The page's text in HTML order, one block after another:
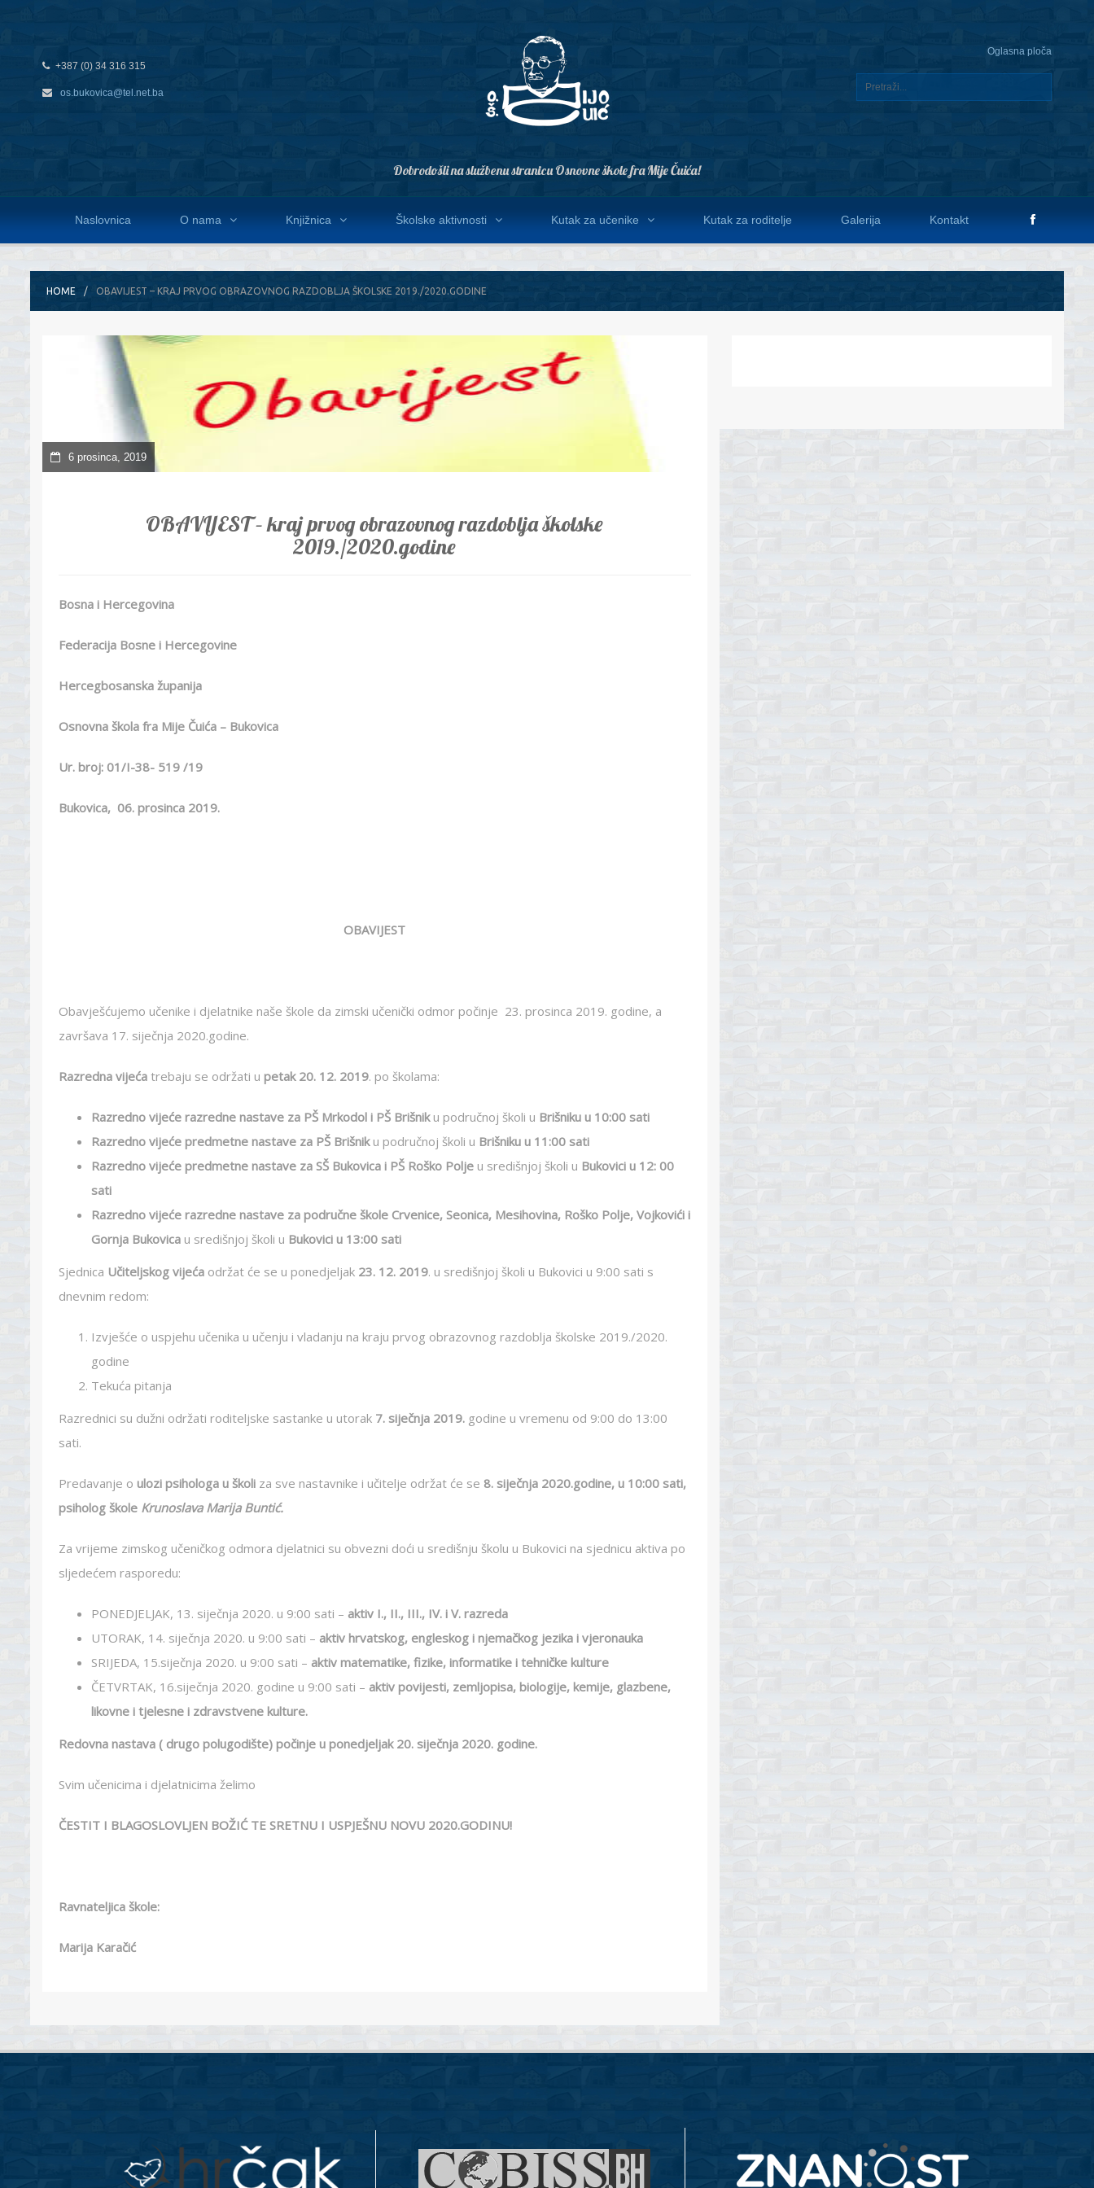
+387 (0) 34 316 315
os.bukovica@tel.net.ba
Oglasna ploča
Dobrodošli na službenu stranicu Osnovne škole fra Mije Čuića!
Naslovnica O nama Knjižnica Školske aktivnosti Kutak za učenike Kutak za roditelje Galerija Kontakt
HOME OBAVIJEST – KRAJ PRVOG OBRAZOVNOG RAZDOBLJA ŠKOLSKE 2019./2020.GODINE
6 prosinca, 2019
OBAVIJEST – kraj prvog obrazovnog razdoblja školske
2019./2020.godine
Bosna i Hercegovina
Federacija Bosne i Hercegovine
Hercegbosanska županija
Osnovna škola fra Mije Čuića – Bukovica
Ur. broj: 01/I-38- 519 /19
Bukovica, 06. prosinca 2019.
OBAVIJEST
Obavješćujemo učenike i djelatnike naše škole da zimski učenički odmor počinje 23. prosinca 2019. godine, a
završava 17. siječnja 2020.godine.
Razredna vijeća trebaju se održati u petak 20. 12. 2019. po školama:
Razredno vijeće razredne nastave za PŠ Mrkodol i PŠ Brišniku područnoj školi u Brišniku u 10:00 sati
Razredno vijeće predmetne nastave za PŠ Brišniku područnoj školi u Brišniku u 11:00 sati
Razredno vijeće predmetne nastave za SŠ Bukovica i PŠ Roško Polje u središnjoj školi u Bukovici u 12: 00
sati
Razredno vijeće razredne nastave za područne škole Crvenice, Seonica, Mesihovina, Roško Polje, Vojkovići i
Gornja Bukovica u središnjoj školi u Bukovici u 13:00 sati
Sjednica Učiteljskog vijeća održat će se u ponedjeljak 23. 12. 2019. u središnjoj školi u Bukovici u 9:00 sati s
dnevnim redom:
Izvješće o uspjehu učenika u učenju i vladanju na kraju prvog obrazovnog razdoblja školske 2019./2020.
godine
Tekuća pitanja
Razrednici su dužni održati roditeljske sastanke u utorak 7. siječnja 2019. godine u vremenu od 9:00 do 13:00
sati.
Predavanje o ulozi psihologa u školi za sve nastavnike i učitelje održat će se 8. siječnja 2020.godine, u 10:00 sati,
psiholog škole Krunoslava Marija Buntić.
Za vrijeme zimskog učeničkog odmora djelatnici su obvezni doći u središnju školu u Bukovici na sjednicu aktiva po
sljedećem rasporedu:
PONEDJELJAK, 13. siječnja 2020. u 9:00 sati – aktiv I., II., III., IV. i V. razreda
UTORAK, 14. siječnja 2020. u 9:00 sati – aktiv hrvatskog, engleskog i njemačkog jezika i vjeronauka
SRIJEDA, 15.siječnja 2020. u 9:00 sati – aktiv matematike, fizike, informatike i tehničke kulture
ČETVRTAK, 16.siječnja 2020. godine u 9:00 sati – aktiv povijesti, zemljopisa, biologije, kemije, glazbene,
likovne i tjelesne i zdravstvene kulture.
Redovna nastava ( drugo polugodište) počinje u ponedjeljak 20. siječnja 2020. godine.
Svim učenicima i djelatnicima želimo
ČESTIT I BLAGOSLOVLJEN BOŽIĆ TE SRETNU I USPJEŠNU NOVU 2020.GODINU!
Ravnateljica škole:
Marija Karačić